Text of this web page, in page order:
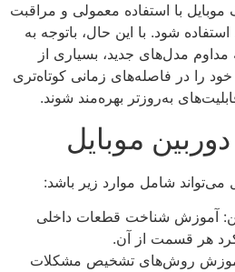
موبایل با استفاده معمولی و مراقبت
شود. با این حال، باتوجه به
مدل‌های جدید، بسیاری از
خود را در فاصله‌های زمانی کوتاه‌تری
به‌روزتر بهره‌مند شوند.
موبایل
می‌تواند شامل موارد زیر باشد:
آموزش شناخت قطعات داخلی
هر قسمت از آن.
روش‌های تشخیص مشکلات